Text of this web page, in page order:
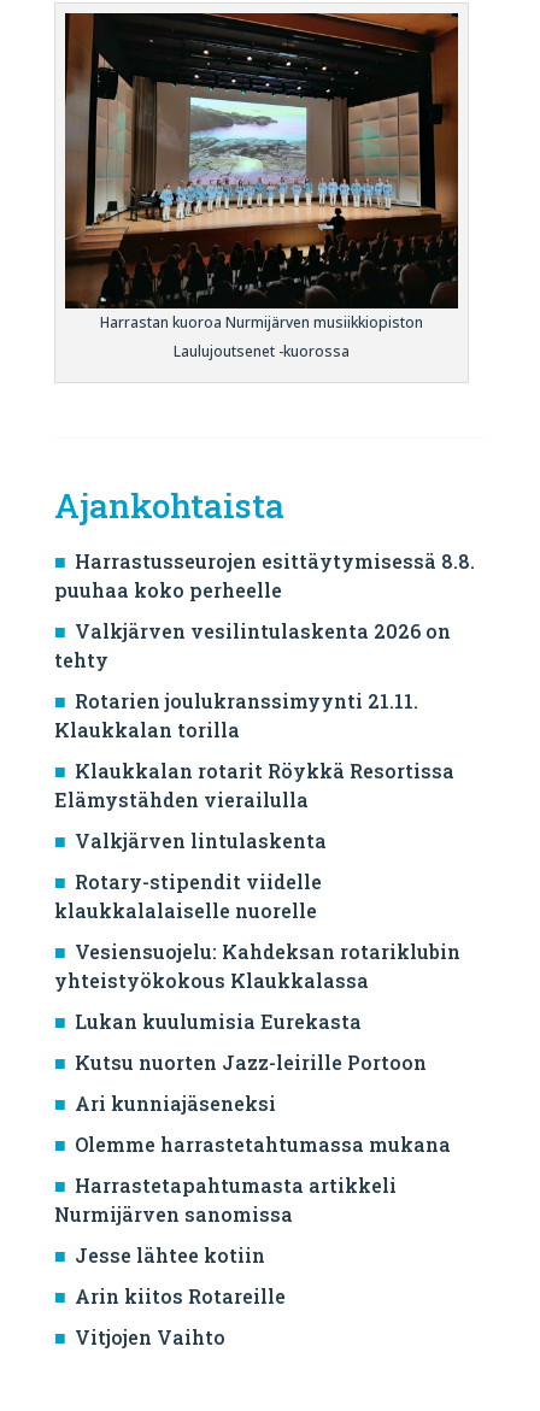
Harrastan kuoroa Nurmijärven musiikkiopiston
Laulujoutsenet -kuorossa
Ajankohtaista
Harrastusseurojen esittäytymisessä 8.8.
puuhaa koko perheelle
Valkjärven vesilintulaskenta 2026 on
tehty
Rotarien joulukranssimyynti 21.11.
Klaukkalan torilla
Klaukkalan rotarit Röykkä Resortissa
Elämystähden vierailulla
Valkjärven lintulaskenta
Rotary-stipendit viidelle
klaukkalalaiselle nuorelle
Vesiensuojelu: Kahdeksan rotariklubin
yhteistyökokous Klaukkalassa
Lukan kuulumisia Eurekasta
Kutsu nuorten Jazz-leirille Portoon
Ari kunniajäseneksi
Olemme harrastetahtumassa mukana
Harrastetapahtumasta artikkeli
Nurmijärven sanomissa
Jesse lähtee kotiin
Arin kiitos Rotareille
Vitjojen Vaihto